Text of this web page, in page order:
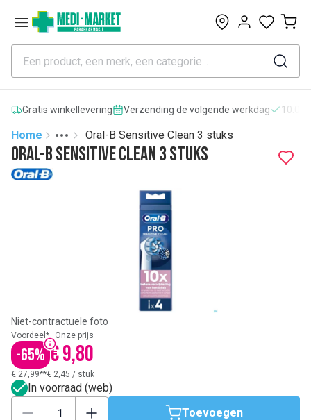
0
Gratis winkellevering Verzending de volgende werkdag
Home
More
Toggle menu
Oral-B Sensitive Clean 3 stuks
Oral-B Sensitive Clean 3 stuks
Niet-contractuele foto
Voordeel*
-65%
Onze prijs
€ 9,80
€ 27,99**€ 2,45 / stuk
In voorraad (web)
Toevoegen